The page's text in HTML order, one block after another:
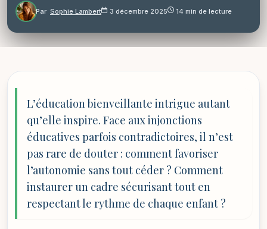
Par Sophie Lambert 3 décembre 2025 14 min de lecture
L’éducation bienveillante intrigue autant
qu’elle inspire. Face aux injonctions
éducatives parfois contradictoires, il n’est
pas rare de douter : comment favoriser
l’autonomie sans tout céder ? Comment
instaurer un cadre sécurisant tout en
respectant le rythme de chaque enfant ?